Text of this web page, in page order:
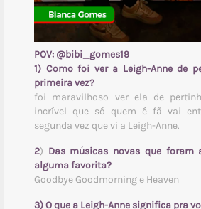
POV: @bibi_gomes19
1) Como foi ver a Leigh-Anne de
primeira vez?
foi maravilhoso ver ela de
incrível que só quem é fã vai
segunda vez que vi a Leigh-Anne.
2) Das músicas novas que foram
alguma favorita?
Goodbye Goodmorning e Heaven
3) O que a Leigh-Anne significa pra